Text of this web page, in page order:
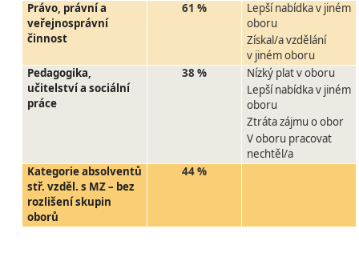
Právo, právní a
veřejnosprávní
činnost
61 %
Lepší nabídka v jiném
oboru
Získal/a vzdělání
v jiném oboru
Pedagogika,
učitelství a sociální
práce
38 %
Nízký plat v oboru
Lepší nabídka v jiném
oboru
Ztráta zájmu o obor
V oboru pracovat
nechtěl/a
Kategorie absolventů
stř. vzděl. s MZ – bez
rozlišení skupin
oborů
44 %